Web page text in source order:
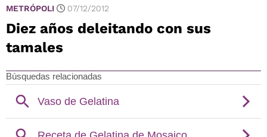
METRÓPOLI 07/12/2012
Diez años deleitando con sus
tamales